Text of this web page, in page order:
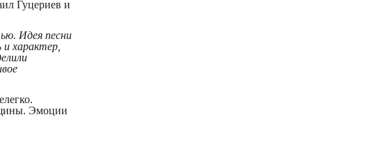
Гуцериев и
ю. Идея песни
и характер,
Эмоции